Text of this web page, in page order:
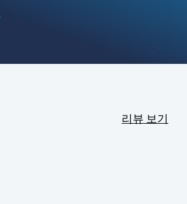
리뷰 보기